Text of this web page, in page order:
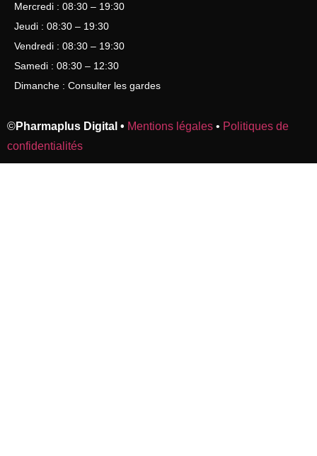
Mercredi : 08:30 – 19:30
Jeudi : 08:30 – 19:30
Vendredi : 08:30 – 19:30
Samedi : 08:30 – 12:30
Dimanche : Consulter les gardes
©Pharmaplus Digital • Mentions légales • Politiques de
confidentialités